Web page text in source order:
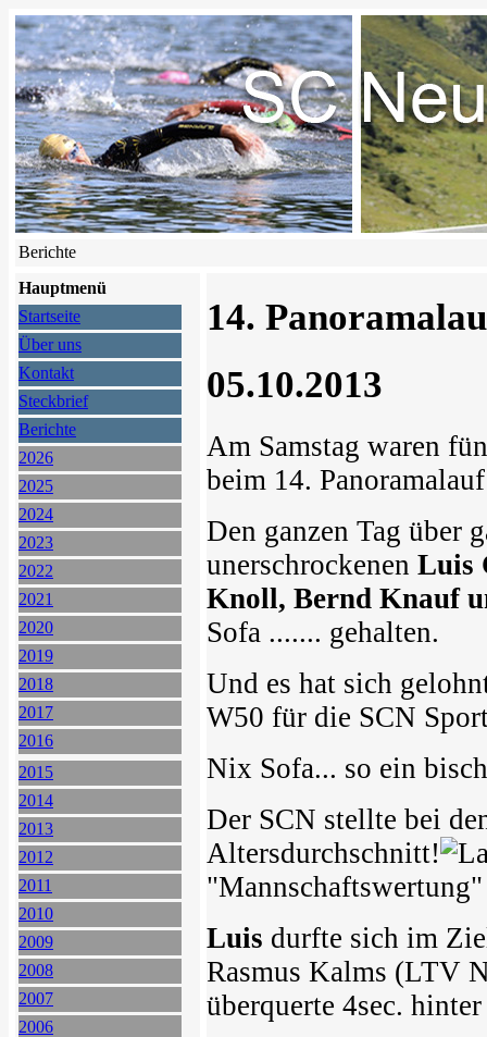
Berichte
Hauptmenü
Startseite
Über uns
Kontakt
Steckbrief
Berichte
2026
2025
2024
2023
2022
2021
2020
2019
2018
2017
2016
2015
2014
2013
2012
2011
2010
2009
2008
2007
2006
14.
05.10.2013
Am Samstag waren
beim 14.
Den ganzen Tag über
unerschrockenen Luis
Knoll, Bernd Knauf
Sofa ....... gehalten.
Und es hat sich
W50 für die SCN
Nix Sofa... so ein
Der SCN stellte bei
Altersdurchschnitt!
Luis durfte sich im
Rasmus Kalms (LTV
überquerte 4sec.